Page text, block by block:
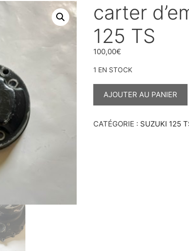
carter
125 TS
100,00€
1 EN STOCK
QUANTITÉ
TS
AJOUTER AU PANIER
CATÉGORIE : SUZUKI 125